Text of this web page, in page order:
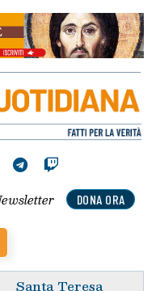
DONA ORA
Santa Teresa